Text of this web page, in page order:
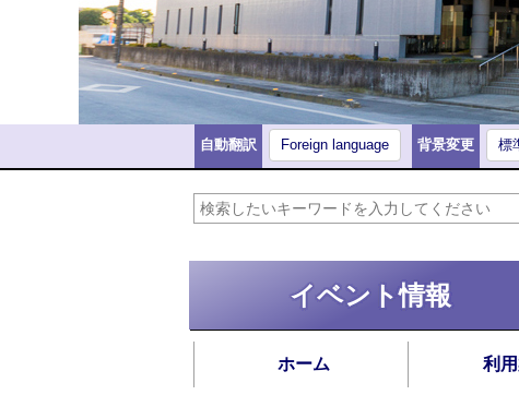
自動翻訳 Foreign language 背景変更 標
イベント情報
ホーム 利